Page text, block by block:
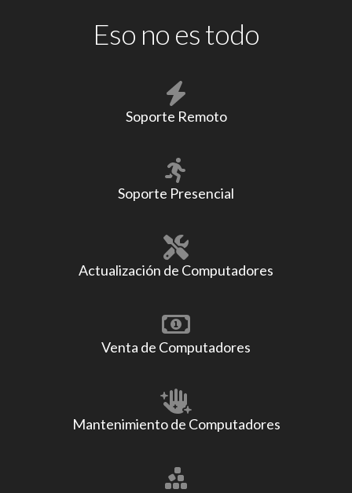
Eso no es todo
Soporte Remoto
Soporte Presencial
Actualización de Computadores
Venta de Computadores
Mantenimiento de Computadores